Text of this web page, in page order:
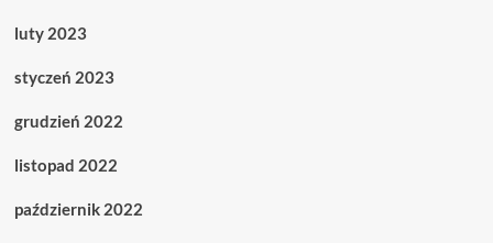
luty 2023
styczeń 2023
grudzień 2022
listopad 2022
październik 2022